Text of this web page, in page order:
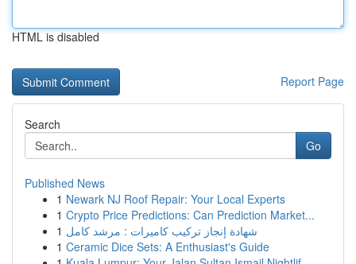
HTML is disabled
Report Page
Search
Go
Published News
1 Newark NJ Roof Repair: Your Local Experts
1 Crypto Price Predictions: Can Prediction Market...
1 شهادة إنجاز تركيب كاميرات : مرشد كامل
1 Ceramic Dice Sets: A Enthusiast's Guide